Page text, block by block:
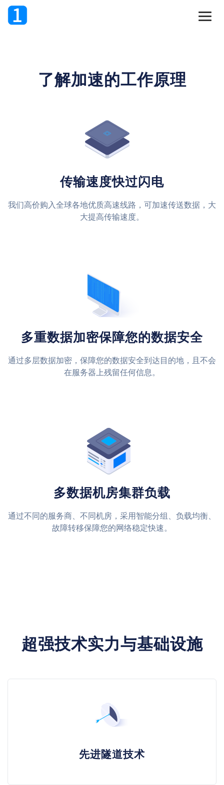
了解加速的工作原理
传输速度快过闪电
我们高价购入全球各地优质高速线路，可加速传送数据，大
大提高传输速度。
多重数据加密保障您的数据安全
通过多层数据加密，保障您的数据安全到达目的地，且不会
在服务器上残留任何信息。
多数据机房集群负载
通过不同的服务商、不同机房，采用智能分组、负载均衡、
故障转移保障您的网络稳定快速。
超强技术实力与基础设施
先进隧道技术